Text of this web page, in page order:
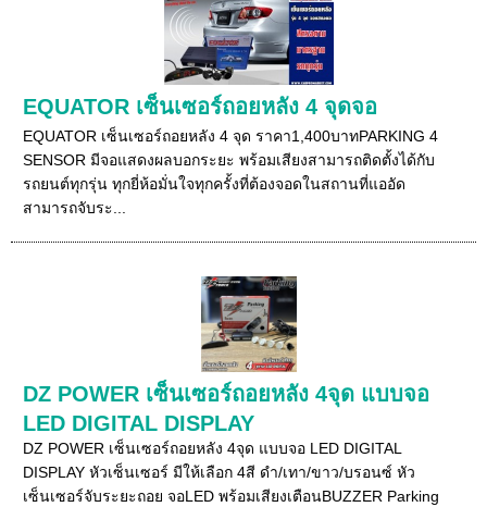
EQUATOR เซ็นเซอร์ถอยหลัง 4 จุดจอ
EQUATOR เซ็นเซอร์ถอยหลัง 4 จุด ราคา1,400บาทPARKING 4
SENSOR มีจอแสดงผลบอกระยะ พร้อมเสียงสามารถติดตั้งได้กับ
รถยนต์ทุกรุ่น ทุกยี่ห้อมั่นใจทุกครั้งที่ต้องจอดในสถานที่แออัด
สามารถจับระ...
DZ POWER เซ็นเซอร์ถอยหลัง 4จุด แบบจอ
LED DIGITAL DISPLAY
DZ POWER เซ็นเซอร์ถอยหลัง 4จุด แบบจอ LED DIGITAL
DISPLAY หัวเซ็นเซอร์ มีให้เลือก 4สี ดำ/เทา/ขาว/บรอนซ์ หัว
เซ็นเซอร์จับระยะถอย จอLED พร้อมเสียงเตือนBUZZER Parking